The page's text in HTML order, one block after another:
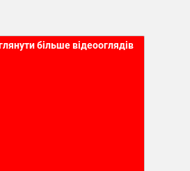
більше відеооглядів